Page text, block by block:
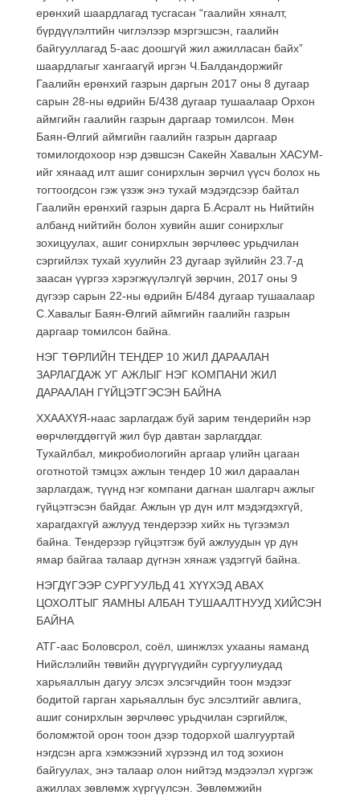
ерөнхий шаардлагад тусгасан “гаалийн хяналт,
бүрдүүлэлтийн чиглэлээр мэргэшсэн, гаалийн
байгууллагад 5-аас доошгүй жил ажилласан байх”
шаардлагыг хангаагүй иргэн Ч.Балдандоржийг
Гаалийн ерөнхий газрын даргын 2017 оны 8 дугаар
сарын 28-ны өдрийн Б/438 дугаар тушаалаар Орхон
аймгийн гаалийн газрын даргаар томилсон. Мөн
Баян-Өлгий аймгийн гаалийн газрын даргаар
томилогдохоор нэр дэвшсэн Сакейн Хавалын ХАСУМ-
ийг хянаад илт ашиг сонирхлын зөрчил үүсч болох нь
тогтоогдсон гэж үзэж энэ тухай мэдэгдсээр байтал
Гаалийн ерөнхий газрын дарга Б.Асралт нь Нийтийн
албанд нийтийн болон хувийн ашиг сонирхлыг
зохицуулах, ашиг сонирхлын зөрчлөөс урьдчилан
сэргийлэх тухай хуулийн 23 дугаар зүйлийн 23.7-д
заасан үүргээ хэрэгжүүлэлгүй зөрчин, 2017 оны 9
дүгээр сарын 22-ны өдрийн Б/484 дугаар тушаалаар
С.Хавалыг Баян-Өлгий аймгийн гаалийн газрын
даргаар томилсон байна.
НЭГ ТӨРЛИЙН ТЕНДЕР 10 ЖИЛ ДАРААЛАН
ЗАРЛАГДАЖ УГ АЖЛЫГ НЭГ КОМПАНИ ЖИЛ
ДАРААЛАН ГҮЙЦЭТГЭСЭН БАЙНА
ХХААХҮЯ-наас зарлагдаж буй зарим тендерийн нэр
өөрчлөгддөггүй жил бүр давтан зарлагддаг.
Тухайлбал, микробиологийн аргаар үлийн цагаан
оготнотой тэмцэх ажлын тендер 10 жил дараалан
зарлагдаж, түүнд нэг компани дагнан шалгарч ажлыг
гүйцэтгэсэн байдаг. Ажлын үр дүн илт мэдэгдэхгүй,
харагдахгүй ажлууд тендерээр хийх нь түгээмэл
байна. Тендерээр гүйцэтгэж буй ажлуудын үр дүн
ямар байгаа талаар дүгнэн хянаж үздэггүй байна.
НЭГДҮГЭЭР СУРГУУЛЬД 41 ХҮҮХЭД АВАХ
ЦОХОЛТЫГ ЯАМНЫ АЛБАН ТУШААЛТНУУД ХИЙСЭН
БАЙНА
АТГ-аас Боловсрол, соёл, шинжлэх ухааны яаманд
Нийслэлийн төвийн дүүргүүдийн сургуулиудад
харьяаллын дагуу элсэх элсэгчдийн тоон мэдээг
бодитой гарган харьяаллын бус элсэлтийг авлига,
ашиг сонирхлын зөрчлөөс урьдчилан сэргийлж,
боломжтой орон тоон дээр тодорхой шалгууртай
нэгдсэн арга хэмжээний хүрээнд ил тод зохион
байгуулах, энэ талаар олон нийтэд мэдээлэл хүргэж
ажиллах зөвлөмж хүргүүлсэн. Зөвлөмжийн